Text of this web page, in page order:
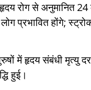
रोग से अनुमानित 24
प्रभावित होंगे;
में हृदय संबंधी
हुई।